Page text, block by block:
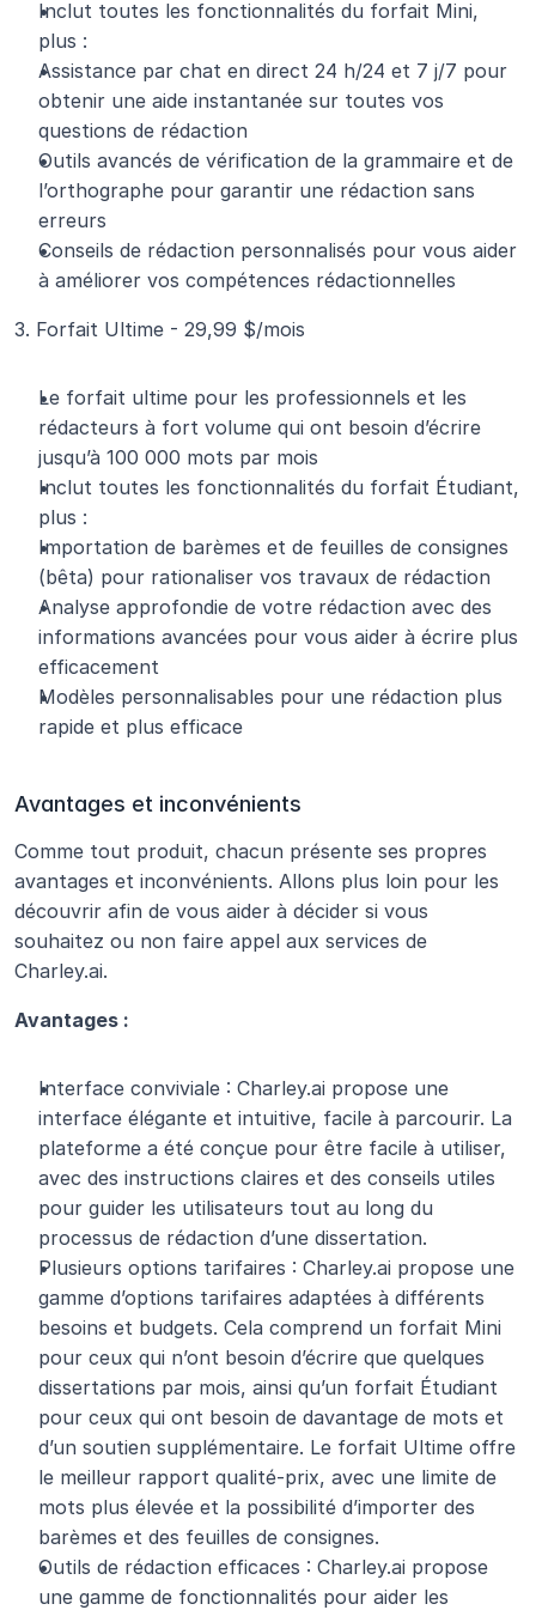
Inclut toutes les fonctionnalités du forfait Mini,
plus :
Assistance par chat en direct 24 h/24 et 7 j/7 pour
obtenir une aide instantanée sur toutes vos
questions de rédaction
Outils avancés de vérification de la grammaire et de
l’orthographe pour garantir une rédaction sans
erreurs
Conseils de rédaction personnalisés pour vous aider
à améliorer vos compétences rédactionnelles
3. Forfait Ultime - 29,99 $/mois
Le forfait ultime pour les professionnels et les
rédacteurs à fort volume qui ont besoin d’écrire
jusqu’à 100 000 mots par mois
Inclut toutes les fonctionnalités du forfait Étudiant,
plus :
Importation de barèmes et de feuilles de consignes
(bêta) pour rationaliser vos travaux de rédaction
Analyse approfondie de votre rédaction avec des
informations avancées pour vous aider à écrire plus
efficacement
Modèles personnalisables pour une rédaction plus
rapide et plus efficace
Avantages et inconvénients
Comme tout produit, chacun présente ses propres
avantages et inconvénients. Allons plus loin pour les
découvrir afin de vous aider à décider si vous
souhaitez ou non faire appel aux services de
Charley.ai.
Avantages :
Interface conviviale : Charley.ai propose une
interface élégante et intuitive, facile à parcourir. La
plateforme a été conçue pour être facile à utiliser,
avec des instructions claires et des conseils utiles
pour guider les utilisateurs tout au long du
processus de rédaction d’une dissertation.
Plusieurs options tarifaires : Charley.ai propose une
gamme d’options tarifaires adaptées à différents
besoins et budgets. Cela comprend un forfait Mini
pour ceux qui n’ont besoin d’écrire que quelques
dissertations par mois, ainsi qu’un forfait Étudiant
pour ceux qui ont besoin de davantage de mots et
d’un soutien supplémentaire. Le forfait Ultime offre
le meilleur rapport qualité-prix, avec une limite de
mots plus élevée et la possibilité d’importer des
barèmes et des feuilles de consignes.
Outils de rédaction efficaces : Charley.ai propose
une gamme de fonctionnalités pour aider les